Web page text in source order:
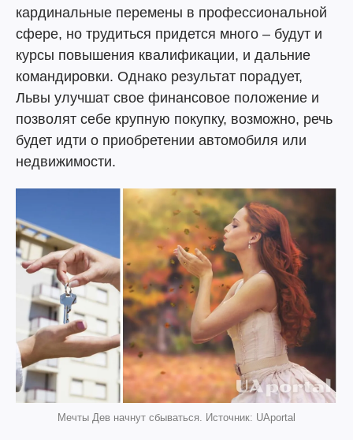
кардинальные перемены в профессиональной
сфере, но трудиться придется много – будут и
курсы повышения квалификации, и дальние
командировки. Однако результат порадует,
Львы улучшат свое финансовое положение и
позволят себе крупную покупку, возможно, речь
будет идти о приобретении автомобиля или
недвижимости.
Мечты Дев начнут сбываться. Источник: UAportal